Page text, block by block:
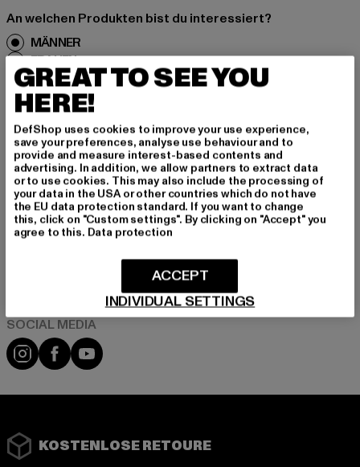
An welchen Produkten bist du interessiert?
MÄNNER
FRAUEN
E-MAIL
ANMELDEN
Informationen dazu, wie DefShop mit Deinen Daten umgeht, findest Du
in unserer Datenschutzerklärung. Du kannst Dich jederzeit kostenfei
abmelden.Datenschutzerklärung lesen.
Play market
Instagram
FacebookYouTube
KOSTENLOSE RETOURE
GREAT TO SEE YOU
HERE!
DefShop uses cookies to improve your use experience,
save your preferences, analyse use behaviour and to
provide and measure interest-based contents and
advertising. In addition, we allow partners to extract data
or to use cookies. This may also include the processing of
your data in the USA or other countries which do not have
the EU data protection standard. If you want to change
this, click on "Custom settings". By clicking on "Accept" you
agree to this. Data protection
INDIVIDUAL SETTINGS
ACCEPT